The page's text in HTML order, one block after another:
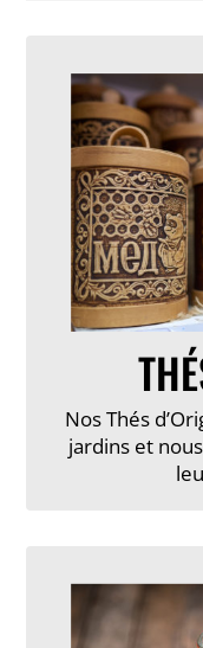
Nos Thés
jardins et